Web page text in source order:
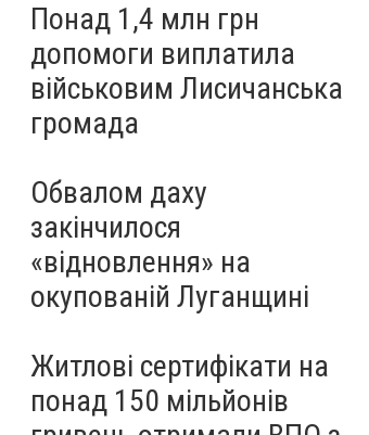
Понад 1,4 млн грн
допомоги виплатила
військовим Лисичанська
громада
Обвалом даху
закінчилося
«відновлення» на
окупованій Луганщині
Житлові сертифікати на
понад 150 мільйонів